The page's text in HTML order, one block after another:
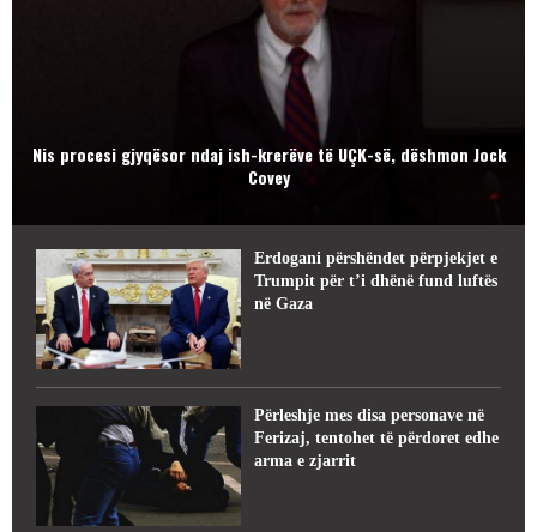
Nis procesi gjyqësor ndaj ish-krerëve të UÇK-së, dëshmon Jock
Covey
Erdogani përshëndet përpjekjet e
Trumpit për t’i dhënë fund luftës
në Gaza
Përleshje mes disa personave në
Ferizaj, tentohet të përdoret edhe
arma e zjarrit